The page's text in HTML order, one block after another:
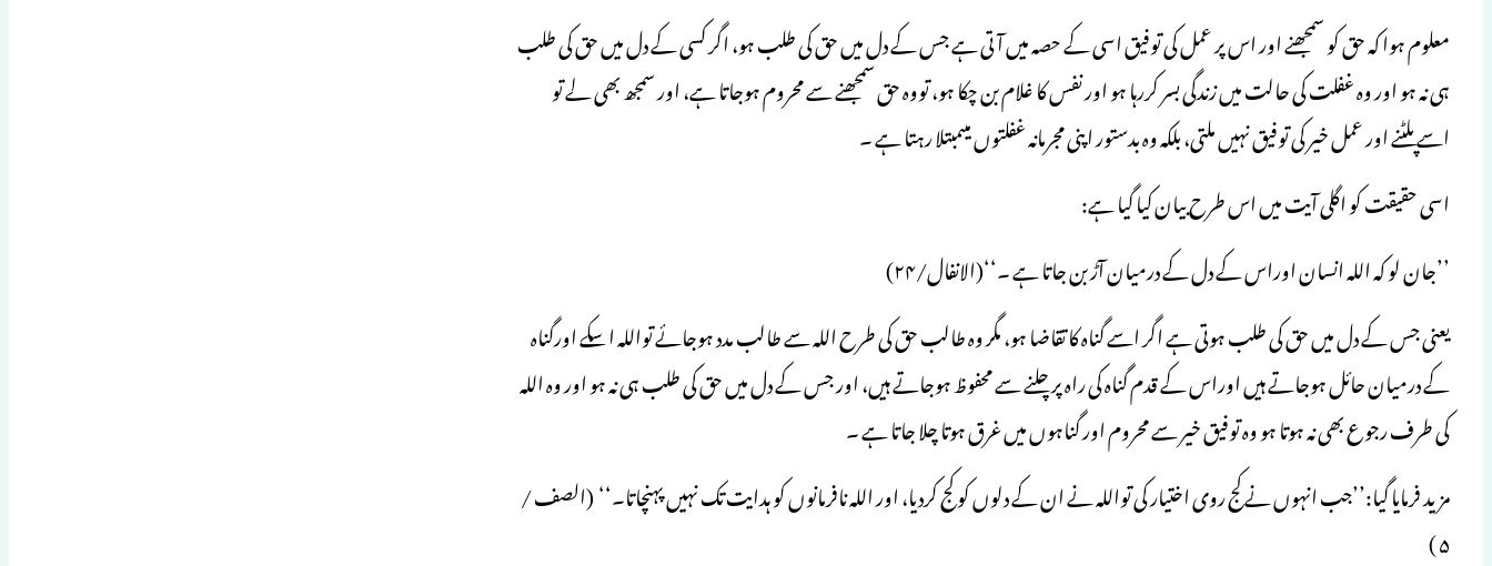
معلوم ہوا کہ حق کو سمجھنے اور اس پر عمل کی توفیق اسی کے حصہ میں آتی ہے جس کے دل میں حق کی طلب ہو، اگر کسی کے دل میں حق کی طلب
ہی نہ ہو اور وہ غفلت کی حالت میں زندگی بسر کررہا ہو اور نفس کا غلام بن چکا ہو، تووہ حق سمجھنے سے محروم ہوجاتا ہے، اور سمجھ بھی لے تو
اسے پلٹنے اور عمل خیر کی توفیق نہیں ملتی، بلکہ وہ بدستور اپنی مجرمانہ غفلتوں میںمبتلا رہتا ہے ۔
اسی حقیقت کو اگلی آیت میں اس طرح بیان کیا گیا ہے:
’’جان لو کہ اللہ انسان اوراس کے دل کے درمیان آڑ بن جاتا ہے ۔‘‘(الانفال/۲۴)
یعنی جس کے دل میں حق کی طلب ہوتی ہے اگر اسے گناہ کا تقاضا ہو، مگر وہ طالب حق کی طرح اللہ سے طالب مدد ہوجائے تواللہ ا سکے اورگناہ
کے درمیان حائل ہوجاتے ہیں اوراس کے قدم گناہ کی راہ پر چلنے سے محفوظ ہوجاتے ہیں، اور جس کے دل میں حق کی طلب ہی نہ ہو اور وہ اللہ
کی طرف رجوع بھی نہ ہوتا ہو وہ توفیق خیر سے محروم اور گناہوں میں غرق ہوتا چلا جاتا ہے ۔
مزید فرمایا گیا:’’جب انہوں نے کج روی اختیار کی تواللہ نے ان کے دلوں کو کج کردیا، اور اللہ نافرمانوں کو ہدایت تک نہیں پہنچاتا۔‘‘ (الصف /
۵ )